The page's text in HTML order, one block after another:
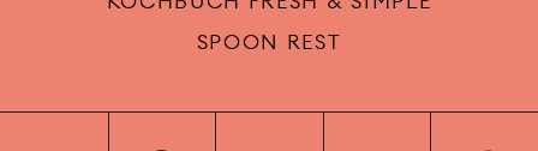
SPOON REST